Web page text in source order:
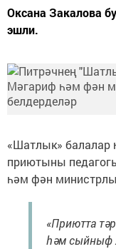
Оксана Закалова
эшли.
«Шатлык» балалар
приютыны
һәм фән
«Приютта
һәм сыйныф